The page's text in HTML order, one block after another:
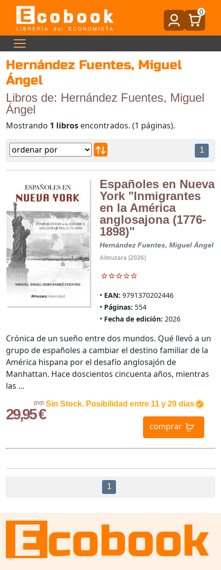
0
Hernández Fuentes, Miguel
Ángel
Libros de: Hernández Fuentes, Miguel
Ángel
Mostrando 1 libros encontrados. (1 páginas).
1
Españoles en Nueva
York "Inmigrantes
en la América
anglosajona (1776-
1898)"
Hernández Fuentes, Miguel Ángel
Almuzara (2026)
EAN: 9791370202446
Páginas: 554
Fecha de edición: 2026
pvp.
29,95 €
Sin Stock. Posibilidad entre 11 y 20 dias
comprar
Crónica de un sueño entre dos mundos. Qué llevó a un
grupo de españoles a cambiar el destino familiar de la
América hispana por el desafío anglosajón de
Manhattan. Hace doscientos cincuenta años, mientras
las ...
1